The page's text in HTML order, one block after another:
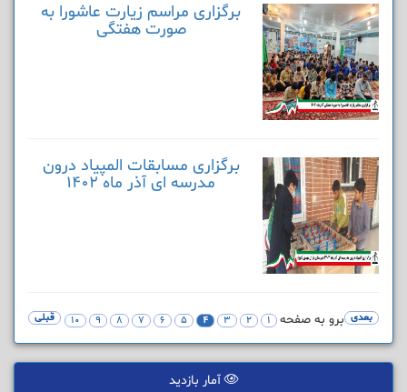
برگزاری مراسم زیارت عاشورا به
صورت هفتگی
برگزاری مسابقات المپیاد درون
مدرسه ای آذر ماه 1402
برو به صفحه قبلی 1
2
3
4
5
6
7
8
9
10 بعدی
آمار بازدید